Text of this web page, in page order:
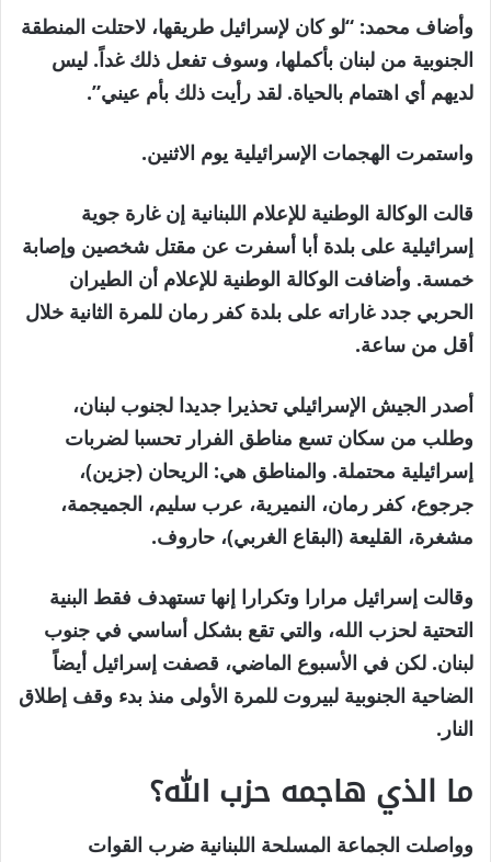
وأضاف محمد: “لو كان لإسرائيل طريقها، لاحتلت المنطقة
الجنوبية من لبنان بأكملها، وسوف تفعل ذلك غداً. ليس
لديهم أي اهتمام بالحياة. لقد رأيت ذلك بأم عيني”.
واستمرت الهجمات الإسرائيلية يوم الاثنين.
قالت الوكالة الوطنية للإعلام اللبنانية إن غارة جوية
إسرائيلية على بلدة أبا أسفرت عن مقتل شخصين وإصابة
خمسة. وأضافت الوكالة الوطنية للإعلام أن الطيران
الحربي جدد غاراته على بلدة كفر رمان للمرة الثانية خلال
أقل من ساعة.
أصدر الجيش الإسرائيلي تحذيرا جديدا لجنوب لبنان،
وطلب من سكان تسع مناطق الفرار تحسبا لضربات
إسرائيلية محتملة. والمناطق هي: الريحان (جزين)،
جرجوع، كفر رمان، النميرية، عرب سليم، الجميجمة،
مشغرة، القليعة (البقاع الغربي)، حاروف.
وقالت إسرائيل مرارا وتكرارا إنها تستهدف فقط البنية
التحتية لحزب الله، والتي تقع بشكل أساسي في جنوب
لبنان. لكن في الأسبوع الماضي، قصفت إسرائيل أيضاً
الضاحية الجنوبية لبيروت للمرة الأولى منذ بدء وقف إطلاق
النار.
ما الذي هاجمه حزب الله؟
وواصلت الجماعة المسلحة اللبنانية ضرب القوات